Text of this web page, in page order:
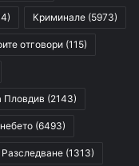
Криминале (5973)
отговори (115)
(2143)
(6493)
Разследване (1313)